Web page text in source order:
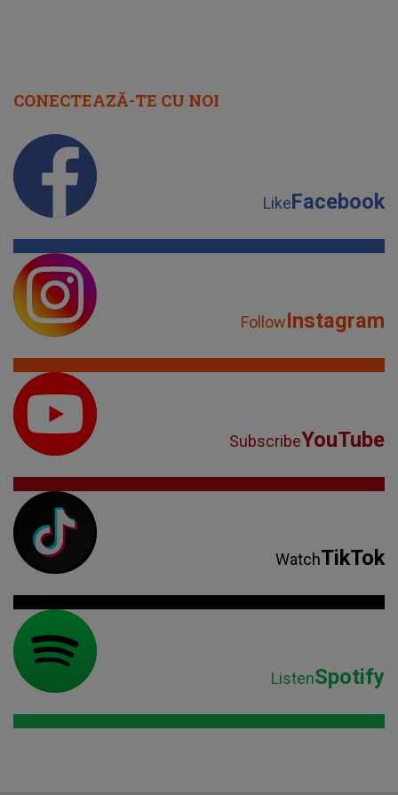
CONECTEAZĂ-TE CU NOI
LikeFacebook
FollowInstagram
SubscribeYouTube
WatchTikTok
ListenSpotify